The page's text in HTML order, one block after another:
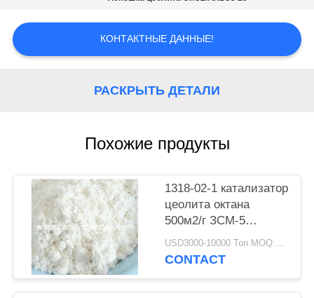
КАРТА
САЙТА
КОНТАКТНЫЕ ДАННЫЕ!
РАСКРЫТЬ ДЕТАЛИ
Похожие продукты
1318-02-1 катализатор
цеолита октана
500м2/г ЗСМ-5
бензина роста
USD3000-10000 Ton MOQ:1 кг
CONTACT